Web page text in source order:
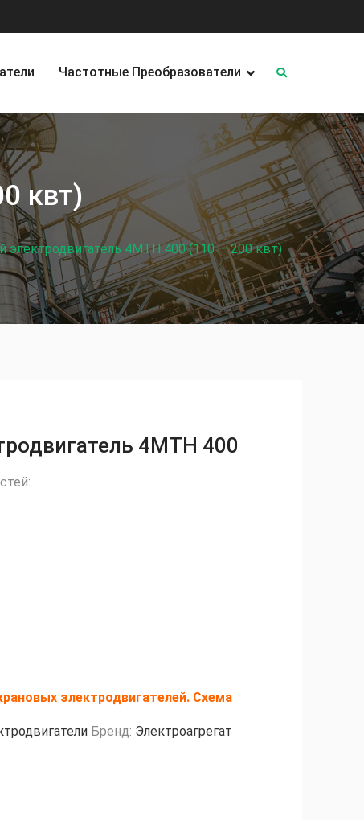
Частотные Преобразователи
квт)
электродвигатель 4MTH 400 (110 — 200 квт)
4MTH 400
электродвигателей. Схема
Бренд: Электроагрегат